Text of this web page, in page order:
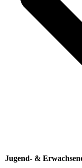
Jugend- &